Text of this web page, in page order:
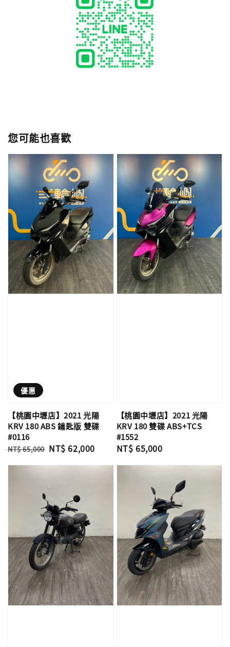
您可能也喜歡
優惠
【桃園中壢店】2021 光陽
KRV 180 ABS 鑰匙版 雙碟
#0116
Regular
NT$ 65,000 Sale
NT$ 62,000
【桃園中壢店】2021 光陽
KRV 180 雙碟 ABS+TCS
#1552
Regular
NT$ 65,000